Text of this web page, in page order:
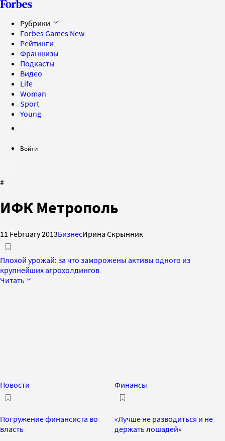
Рубрики
Forbes Games New
Рейтинги
Франшизы
Подкасты
Видео
Life
Woman
Sport
Young
Войти
#
ИФК Метрополь
11 February 2013БизнесИрина Скрынник
Плохой урожай: за что заморожены активы одного из
крупнейших агрохолдингов
Читать
Новости
Погружение финансиста во
власть
Финансы
«Лучше не разводиться и не
держать лошадей»